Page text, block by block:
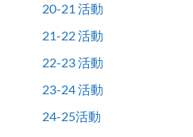
20-21 活動
21-22 活動
22-23 活動
23-24 活動
24-25活動